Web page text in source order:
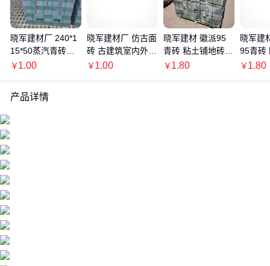
晓军建材厂 240*1
15*50蒸汽青砖加
工 仿中式四合院砌
￥1.00
晓军建材厂 仿古面
砖 古建筑室内外墙
用蒸汽青砖批发 2
￥1.00
晓军建材 徽派95
青砖 粘土铺地砖供
应 仿古墙砖欢迎定
￥1.80
晓军建
95青砖
古砌墙
￥1.80
产品详情